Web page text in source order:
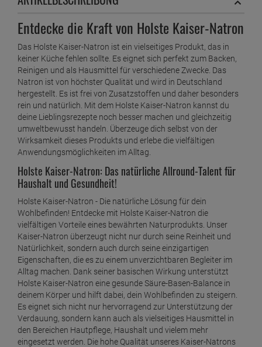
Entdecke die Kraft von Holste Kaiser-Natron
Das Holste Kaiser-Natron ist ein vielseitiges Produkt, das in
keiner Küche fehlen sollte. Es eignet sich perfekt zum Backen,
Reinigen und als Hausmittel für verschiedene Zwecke. Das
Natron ist von höchster Qualität und wird in Deutschland
hergestellt. Es ist frei von Zusatzstoffen und daher besonders
rein und natürlich. Mit dem Holste Kaiser-Natron kannst du
deine Lieblingsrezepte noch besser machen und gleichzeitig
umweltbewusst handeln. Überzeuge dich selbst von der
Wirksamkeit dieses Produkts und erlebe die vielfältigen
Anwendungsmöglichkeiten im Alltag.
Holste Kaiser-Natron: Das natürliche Allround-Talent für
Haushalt und Gesundheit!
Holste Kaiser-Natron - Die natürliche Lösung für dein
Wohlbefinden! Entdecke mit Holste Kaiser-Natron die
vielfältigen Vorteile eines bewährten Naturprodukts. Unser
Kaiser-Natron überzeugt nicht nur durch seine Reinheit und
Natürlichkeit, sondern auch durch seine einzigartigen
Eigenschaften, die es zu einem unverzichtbaren Begleiter im
Alltag machen. Dank seiner basischen Wirkung unterstützt
Holste Kaiser-Natron eine gesunde Säure-Basen-Balance in
deinem Körper und hilft dabei, dein Wohlbefinden zu steigern.
Es eignet sich nicht nur hervorragend zur Unterstützung der
Verdauung, sondern kann auch als vielseitiges Hausmittel in
den Bereichen Hautpflege, Haushalt und vielem mehr
eingesetzt werden. Die hohe Qualität unseres Kaiser-Natrons